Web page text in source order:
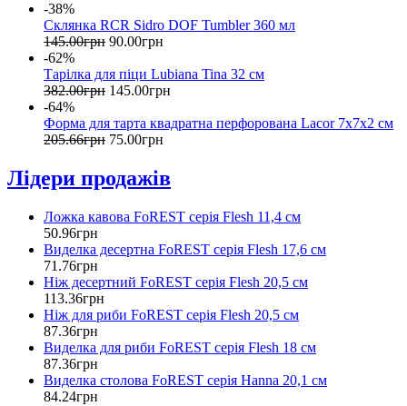
-38%
Склянка RCR Sidro DOF Tumbler 360 мл
145.00грн 90.00грн
-62%
Тарілка для піци Lubiana Tina 32 см
382.00грн 145.00грн
-64%
Форма для тарта квадратна перфорована Lacor 7х7х2 см
205.66грн 75.00грн
Лідери продажів
Ложка кавова FoREST серія Flesh 11,4 см
50.96грн
Виделка десертна FoREST серія Flesh 17,6 см
71 .76грн
Ніж десертний FoREST серія Flesh 20,5 см
113.36грн
Ніж для риби FoREST серія Flesh 20,5 см
87.36грн
Виделка для риби FoREST серія Flesh 18 см
87.36грн
Виделка столова FoREST серія Hanna 20,1 см
84.24грн